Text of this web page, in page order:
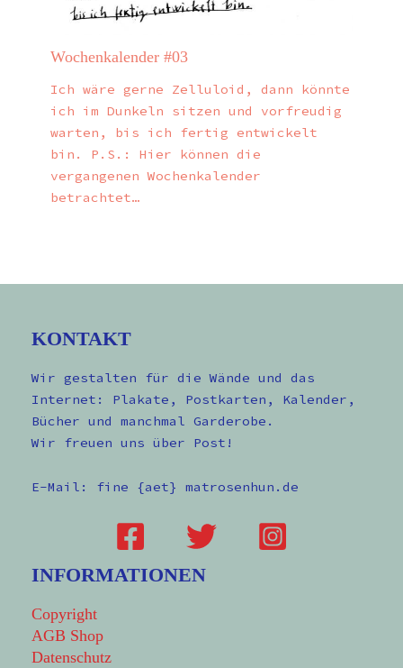
Wochenkalender #03
Ich wäre gerne Zelluloid, dann könnte
ich im Dunkeln sitzen und vorfreudig
warten, bis ich fertig entwickelt
bin. P.S.: Hier können die
vergangenen Wochenkalender
betrachtet…
KONTAKT
Wir gestalten für die Wände und das
Internet: Plakate, Postkarten, Kalender,
Bücher und manchmal Garderobe.
Wir freuen uns über Post!
E-Mail: fine {aet} matrosenhun.de
INFORMATIONEN
Copyright
AGB Shop
Datenschutz